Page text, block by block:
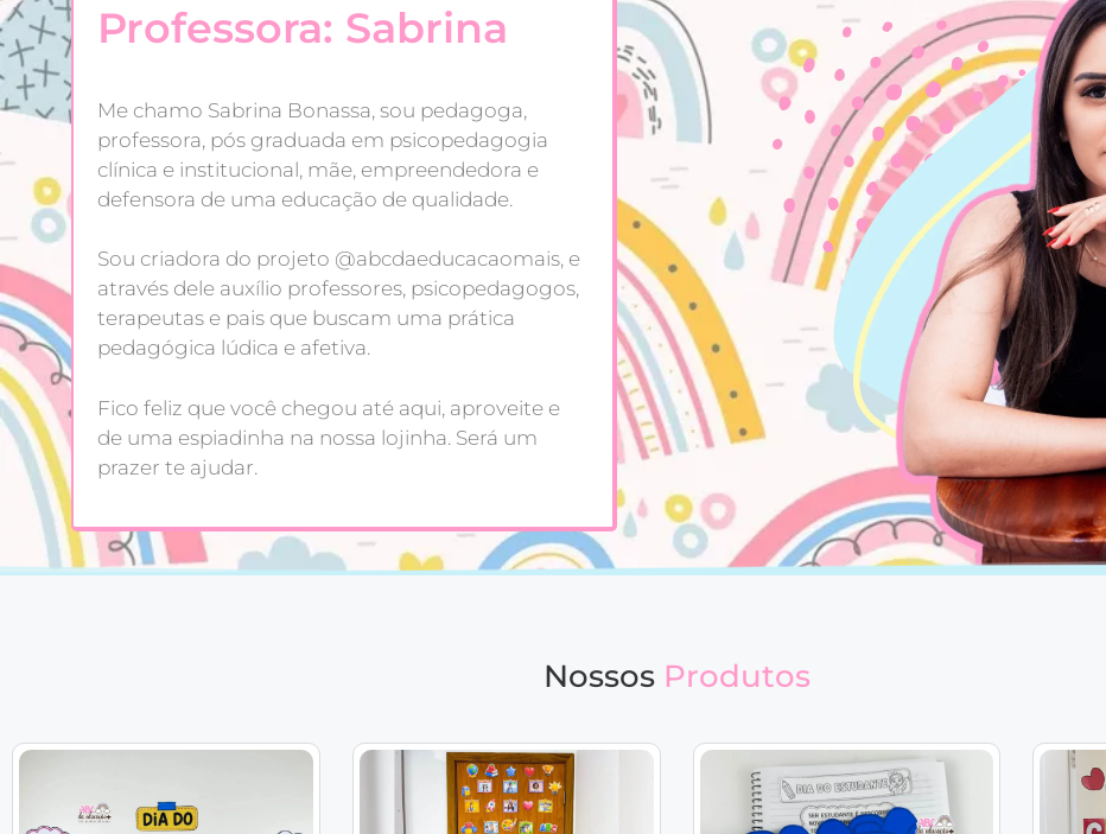
Professora: Sabrina
Me chamo Sabrina Bonassa, sou pedagoga,
professora, pós graduada em psicopedagogia
clínica e institucional, mãe, empreendedora e
defensora de uma educação de qualidade.
Sou criadora do projeto @abcdaeducacaomais, e
através dele auxílio professores, psicopedagogos,
terapeutas e pais que buscam uma prática
pedagógica lúdica e afetiva.
Fico feliz que você chegou até aqui, aproveite e
de uma espiadinha na nossa lojinha. Será um
prazer te ajudar.
Nossos Produtos